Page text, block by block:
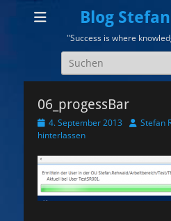
Blog
"Success is where
Suchen
nach:
06_progessBar
Veröffentlicht
am
4. September 2013 AutorStefan
hinterlassen